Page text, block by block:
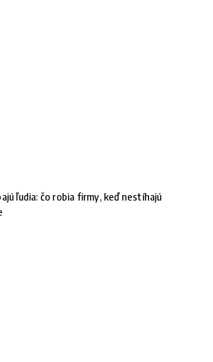
ľudia: čo robia firmy, keď nestíhajú